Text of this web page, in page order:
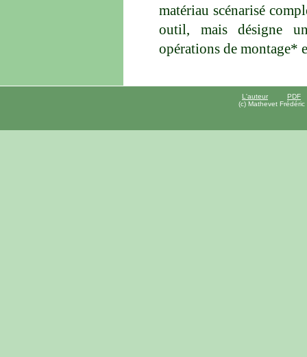
matériau scénarisé
outil, mais désigne
opérations de montage*
L'auteur
PDF
(c) Mathevet Frédéric